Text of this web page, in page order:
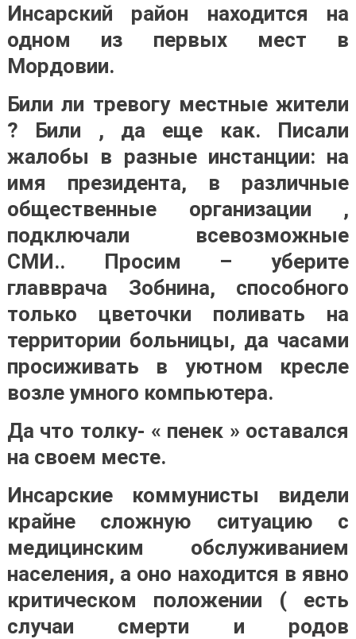
Инсарский район находится на
одном из первых мест в
Мордовии.
Били ли тревогу местные жители
? Били , да еще как. Писали
жалобы в разные инстанции: на
имя президента, в различные
общественные организации ,
подключали всевозможные
СМИ.. Просим – уберите
главврача Зобнина, способного
только цветочки поливать на
территории больницы, да часами
просиживать в уютном кресле
возле умного компьютера.
Да что толку- « пенек » оставался
на своем месте.
Инсарские коммунисты видели
крайне сложную ситуацию с
медицинским обслуживанием
населения, а оно находится в явно
критическом положении ( есть
случаи смерти и родов